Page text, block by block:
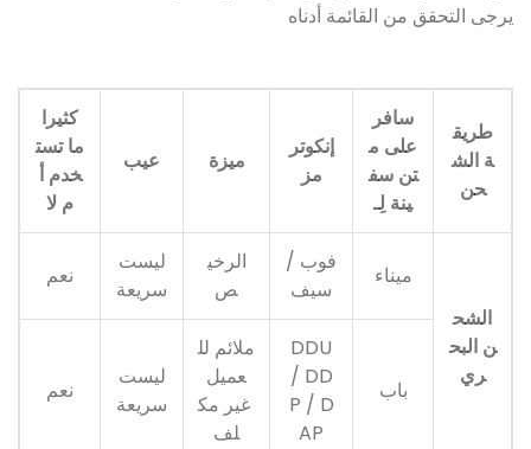
يرجى التحقق من القائمة أدناه
طريق
ة الش
حن
سافر
على م
تن سف
ينة لِـ
إنكوتر
مز
ميزة عيب
كثيرا
ما تست
خدم أ
م لا
الشح
ن البح
ري
ميناء
فوب /
سيف
الرخي
ص
ليست
سريعة
نعم
باب
DDU
/ DD
P / D
AP
ملائم لل
عميل
غير مك
لف
ليست
سريعة
نعم